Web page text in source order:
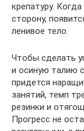
крепатуру.
сторону,
ленивое тело.
Чтобы сделать
и осиную талию
придется
занятий, темп
резинки и
Прогресс не